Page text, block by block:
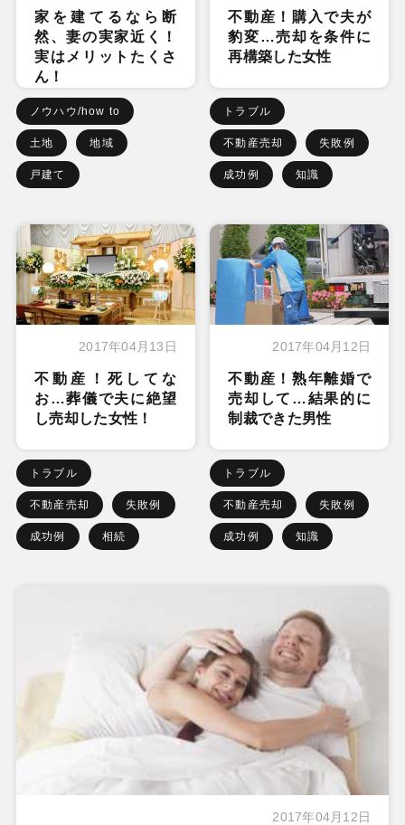
家を建てるなら断
然、妻の実家近く！
実はメリットたくさ
ん！
ノウハウ/how to
土地 地域
戸建て
不動産！購入で夫が
豹変…売却を条件に
再構築した女性
トラブル
不動産売却 失敗例
成功例 知識
2017年04月13日
不動産！死してな
お…葬儀で夫に絶望
し売却した女性！
トラブル
不動産売却 失敗例
成功例 相続
2017年04月12日
不動産！熟年離婚で
売却して…結果的に
制裁できた男性
トラブル
不動産売却 失敗例
成功例 知識
2017年04月12日